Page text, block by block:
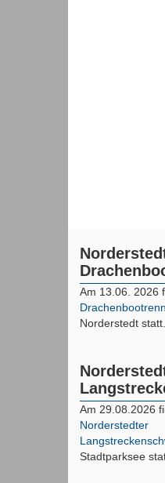
Am 13.06. 2026
Norderstedt statt.
Am 29.08.2026
Norderstedter
Stadtparksee